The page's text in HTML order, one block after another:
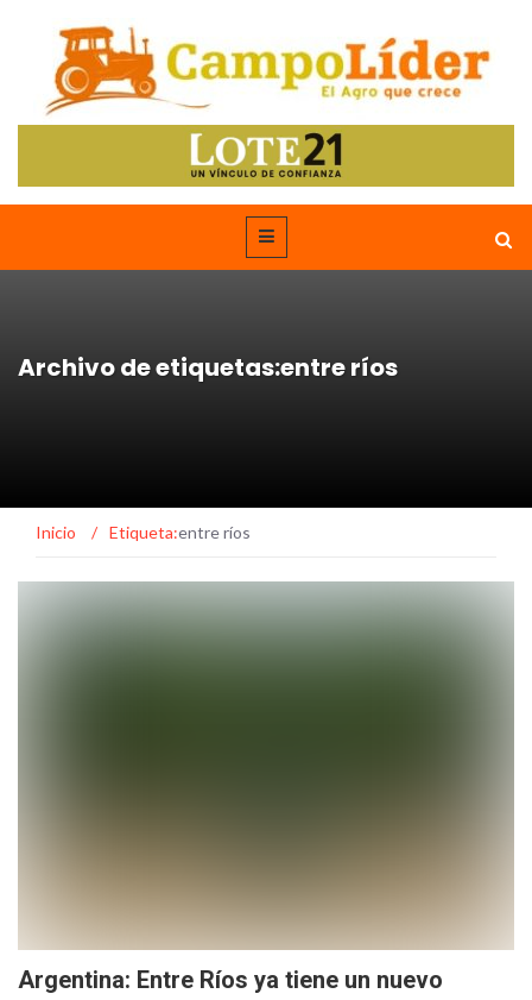
Archivo de etiquetas:entre ríos
Inicio / Etiqueta:entre ríos
Argentina: Entre Ríos ya tiene un nuevo